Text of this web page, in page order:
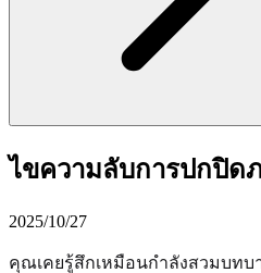
ไขความลับการปกปิด
2025/10/27
คุณเคยรู้สึกเหมือนกำลังสวมบท